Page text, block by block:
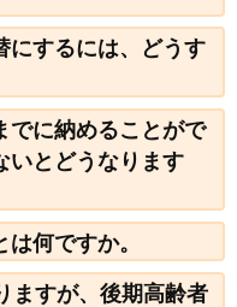
にするには、どうす
でに納めることがで
いとどうなります
は何ですか。
ますが、後期高齢者